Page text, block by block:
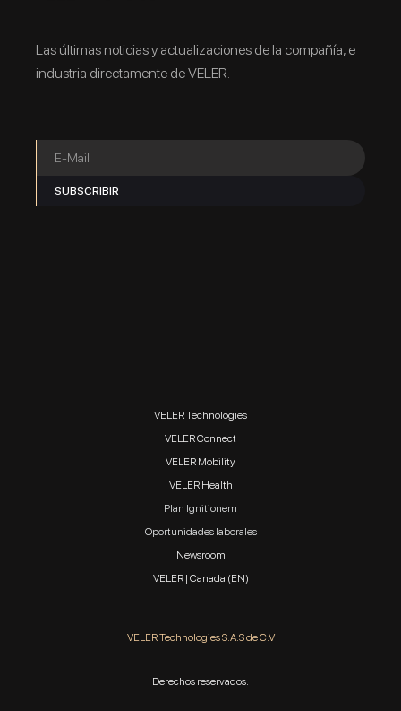
Las últimas noticias y actualizaciones de la compañía, e
industria directamente de VELER.
VELER Technologies
VELER Connect
VELER Mobility
VELER Health
Plan Ignitionem
Oportunidades laborales
Newsroom
VELER | Canada (EN)
VELER Technologies S.A.S de C.V
Derechos reservados.